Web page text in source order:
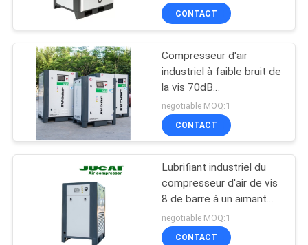
CONTACTEZ-
NOUS
NOUVELLES
DEMANDEZ
UNE
CITATION
CONTACT
Compresseur d'air
industriel à faible bruit de
la vis 70dB
1080*780*1020mm
negotiable MOQ:1
CONTACT
Lubrifiant industriel du
compresseur d'air de vis
8 de barre à un aimant
permanent 10L
negotiable MOQ:1
CONTACT